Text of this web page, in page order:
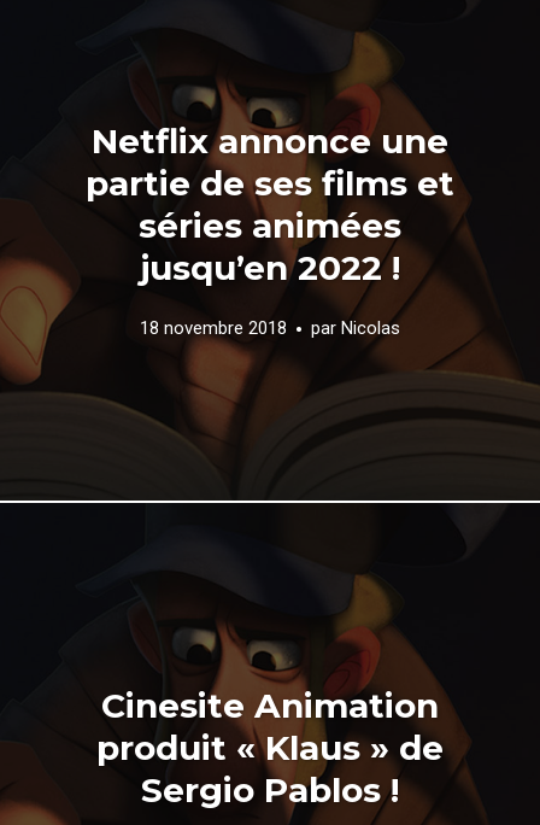
Netflix annonce une
partie de ses films et
séries animées
jusqu’en 2022 !
18 novembre 2018 par Nicolas
Cinesite Animation
produit « Klaus » de
Sergio Pablos !